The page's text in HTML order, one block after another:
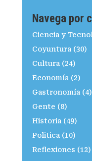
Navega por
Ciencia y
Coyuntura (30)
Cultura (24)
Economía (2)
Gastronomía (4)
Gente (8)
Historia (49)
Politica (10)
Reflexiones (12)